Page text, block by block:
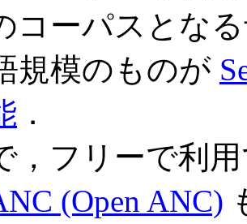
コーパスとな
規模のものが
．
フリーで利用
(Open ANC)